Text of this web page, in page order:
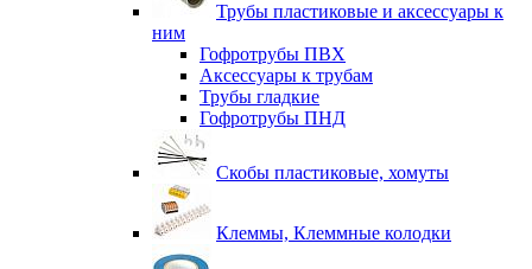
Трубы пластиковые и аксессуары к
ним
Гофротрубы ПВХ
Аксессуары к трубам
Трубы гладкие
Гофротрубы ПНД
Скобы пластиковые, хомуты
Клеммы, Клеммные колодки